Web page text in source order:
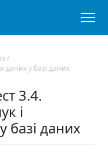
/
даних у базі даних
3.4.
і
базі даних